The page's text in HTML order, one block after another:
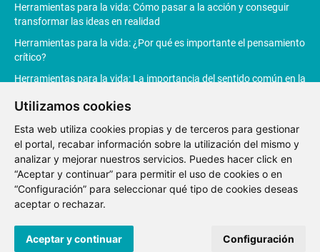
Utilizamos cookies
Esta web utiliza cookies propias y de terceros para gestionar
el portal, recabar información sobre la utilización del mismo y
analizar y mejorar nuestros servicios. Puedes hacer click en
“Aceptar y continuar” para permitir el uso de cookies o en
“Configuración” para seleccionar qué tipo de cookies deseas
aceptar o rechazar.
Aceptar y continuar Configuración
Herramientas para la vida: Cómo pasar a la acción y conseguir
transformar las ideas en realidad
Herramientas para la vida: ¿Por qué es importante el pensamiento
crítico?
Herramientas para la vida: La importancia del sentido común en la
Herramientas para la vida: La Inteligencia Artificial revoluciona la
productividad
Política de
Política de
Canal de
por Renovatio